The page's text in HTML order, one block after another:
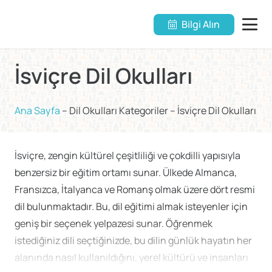
Bilgi Alın
İsviçre Dil Okulları
Ana Sayfa – Dil Okulları Kategoriler– İsviçre Dil Okulları
İsviçre, zengin kültürel çeşitliliği ve çokdilli yapısıyla
benzersiz bir eğitim ortamı sunar. Ülkede Almanca,
Fransızca, İtalyanca ve Romanş olmak üzere dört resmi
dil bulunmaktadır. Bu, dil eğitimi almak isteyenler için
geniş bir seçenek yelpazesi sunar. Öğrenmek
istediğiniz dili seçtiğinizde, bu dilin günlük hayatın her
alanında nasıl kullanıldığını, yerel kültürü ve insanları